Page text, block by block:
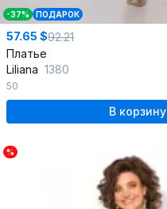
-37% ПОДАРОК
57.65 $92.21
Платье
Liliana 1380
50
В корзину
%